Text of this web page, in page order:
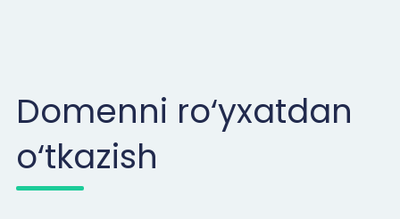
Domenni ro‘yxatdan
o‘tkazish